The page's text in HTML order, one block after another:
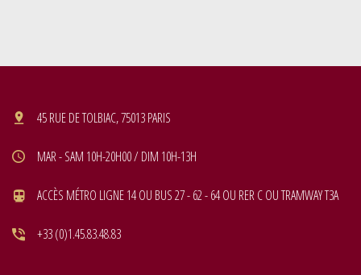
45 RUE DE TOLBIAC, 75013 PARIS
MAR - SAM 10H-20H00 / DIM 10H-13H
ACCÈS MÉTRO LIGNE 14 OU BUS 27 - 62 - 64 OU RER C OU TRAMWAY T3A
+33 (0)1.45.83.48.83